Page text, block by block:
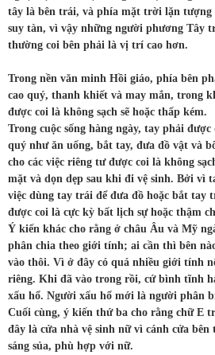
tây là bên trái, và phía mặt trời lặn tượng
suy tàn, vì vậy những người phương Tây
thường coi bên phải là vị trí cao hơn.
Trong nền văn minh Hồi giáo, phía bên
cao quý, thanh khiết và may mắn, trong
được coi là không sạch sẽ hoặc thấp kém.
Trong cuộc sống hàng ngày, tay phải
quý như ăn uống, bắt tay, đưa đồ vật và
cho các việc riêng tư được coi là không
mặt và dọn dẹp sau khi đi vệ sinh. Bởi vì
việc dùng tay trái để đưa đồ hoặc bắt tay
được coi là cực kỳ bất lịch sự hoặc thậm
Ý kiến khác cho rằng ở châu Âu và Mỹ
phân chia theo giới tính; ai cần thì bên
vào thôi. Vì ở đây có quá nhiều giới tính
riêng. Khi đã vào trong rồi, cứ bình tĩnh
xấu hổ. Người xấu hổ mới là người phân
Cuối cùng, ý kiến thứ ba cho rằng chữ E
đây là cửa nhà vệ sinh nữ vì cánh cửa
sáng sủa, phù hợp với nữ.